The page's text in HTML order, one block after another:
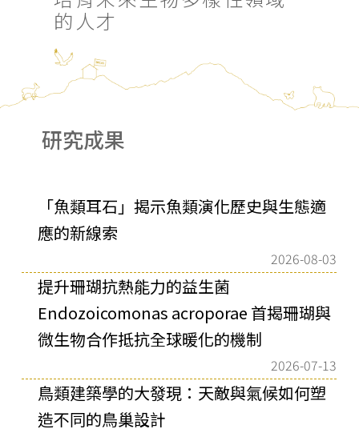
的人才
研究成果
「魚類耳石」揭示魚類演化歷史與生態適
應的新線索
2026-08-03
提升珊瑚抗熱能力的益生菌
Endozoicomonas acroporae 首揭珊瑚與
微生物合作抵抗全球暖化的機制
2026-07-13
鳥類建築學的大發現：天敵與氣候如何塑
造不同的鳥巢設計